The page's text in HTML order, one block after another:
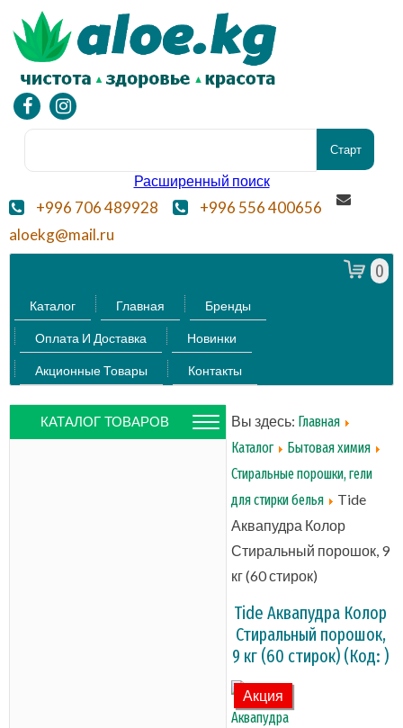
Расширенный поиск
+996 706 489928
+996 556 400656
aloekg@mail.ru
0
Каталог Главная Бренды
Оплата И Доставка Новинки
Акционные Товары Контакты
КАТАЛОГ ТОВАРОВ Вы здесь: Главная
Каталог
Бытовая химия
Стиральные порошки, гели
для стирки белья
Tide
Аквапудра Колор
Стиральный порошок, 9
кг (60 стирок)
Tide Аквапудра Колор
Стиральный порошок,
9 кг (60 стирок) (Код: )
Акция